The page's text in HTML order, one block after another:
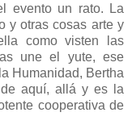
evento un rato. La
y otras cosas arte y
como visten las
une el yute, ese
Humanidad, Bertha
aquí, allá y es la
cooperativa de